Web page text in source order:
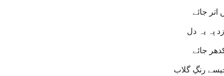
جائے
پہ یہ دل
جائے
رنگِ گلاب